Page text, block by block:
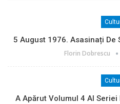
5 August 1976. Asasinați
Florin Dobrescu
A Apărut Volumul 4 Al Seriei